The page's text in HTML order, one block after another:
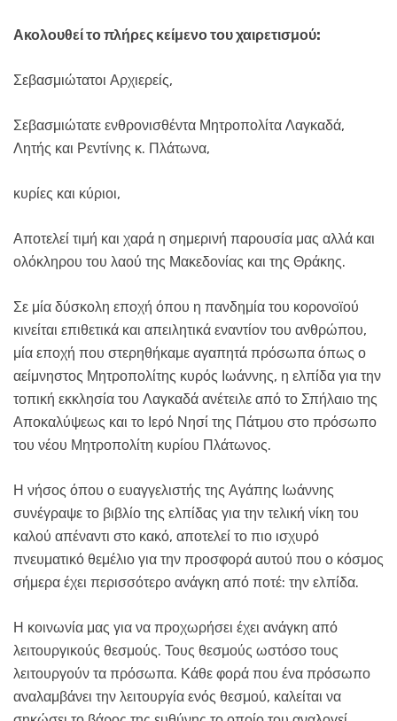
Ακολουθεί το πλήρες κείμενο του χαιρετισμού:
Σεβασμιώτατοι Αρχιερείς,
Σεβασμιώτατε ενθρονισθέντα Μητροπολίτα Λαγκαδά,
Λητής και Ρεντίνης κ. Πλάτωνα,
κυρίες και κύριοι,
Αποτελεί τιμή και χαρά η σημερινή παρουσία μας αλλά και
ολόκληρου του λαού της Μακεδονίας και της Θράκης.
Σε μία δύσκολη εποχή όπου η πανδημία του κορονοϊού
κινείται επιθετικά και απειλητικά εναντίον του ανθρώπου,
μία εποχή που στερηθήκαμε αγαπητά πρόσωπα όπως ο
αείμνηστος Μητροπολίτης κυρός Ιωάννης, η ελπίδα για την
τοπική εκκλησία του Λαγκαδά ανέτειλε από το Σπήλαιο της
Αποκαλύψεως και το Ιερό Νησί της Πάτμου στο πρόσωπο
του νέου Μητροπολίτη κυρίου Πλάτωνος.
Η νήσος όπου ο ευαγγελιστής της Αγάπης Ιωάννης
συνέγραψε το βιβλίο της ελπίδας για την τελική νίκη του
καλού απέναντι στο κακό, αποτελεί το πιο ισχυρό
πνευματικό θεμέλιο για την προσφορά αυτού που ο κόσμος
σήμερα έχει περισσότερο ανάγκη από ποτέ: την ελπίδα.
Η κοινωνία μας για να προχωρήσει έχει ανάγκη από
λειτουργικούς θεσμούς. Τους θεσμούς ωστόσο τους
λειτουργούν τα πρόσωπα. Κάθε φορά που ένα πρόσωπο
αναλαμβάνει την λειτουργία ενός θεσμού, καλείται να